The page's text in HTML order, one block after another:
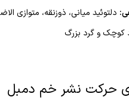
دلتوئید میانی، ذوزنقه، متوازی
کوچک و گرد بزرگ
حرکت نشر خم دمبل